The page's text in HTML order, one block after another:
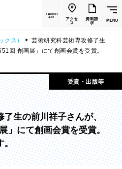
LANGU
AGE
アクセ
ス
資料請
求
MENU
クス）
芸術研究科芸術専攻修了生
回 創画展」にて創画会賞を受賞。
受賞・出版等
了生の前川祥子さんが、
」にて創画会賞を受賞。
。